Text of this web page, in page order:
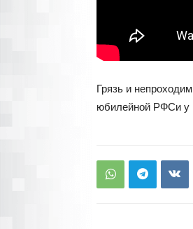
Грязь и
юбилейной РФСи у